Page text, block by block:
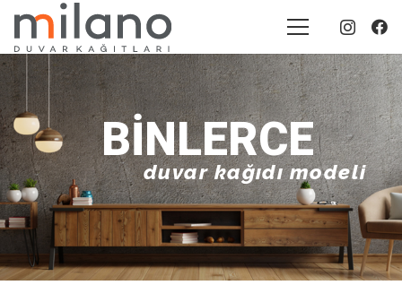
BINLERCE
duvar kağıdı modeli